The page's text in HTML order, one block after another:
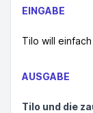
EINGABE
Tilo will
AUSGABE
Tilo und die